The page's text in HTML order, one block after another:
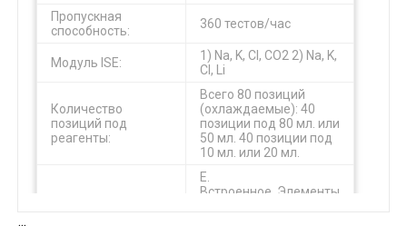
Пропускная
способность:
360 тестов/час
Модуль ISE:
1) Na, K, Cl, CO2 2) Na, K,
Cl, Li
Количество
позиций под
реагенты:
Всего 80 позиций
(охлаждаемые): 40
позиции под 80 мл. или
50 мл. 40 позиции под
10 мл. или 20 мл.
Е.
Встроенное. Элементы
...